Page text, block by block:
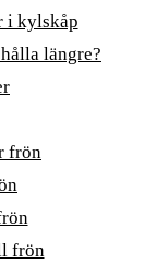
i kylskåp
längre?
frön
frön